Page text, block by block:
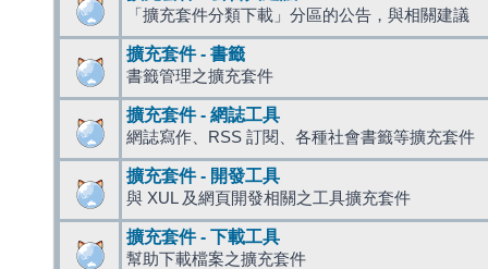
「擴充套件分類下載」分區的公告，與相關建議
擴充套件 - 書籤
書籤管理之擴充套件
擴充套件 - 網誌工具
網誌寫作、RSS 訂閱、各種社會書籤等擴充套件
擴充套件 - 開發工具
與 XUL 及網頁開發相關之工具擴充套件
擴充套件 - 下載工具
幫助下載檔案之擴充套件